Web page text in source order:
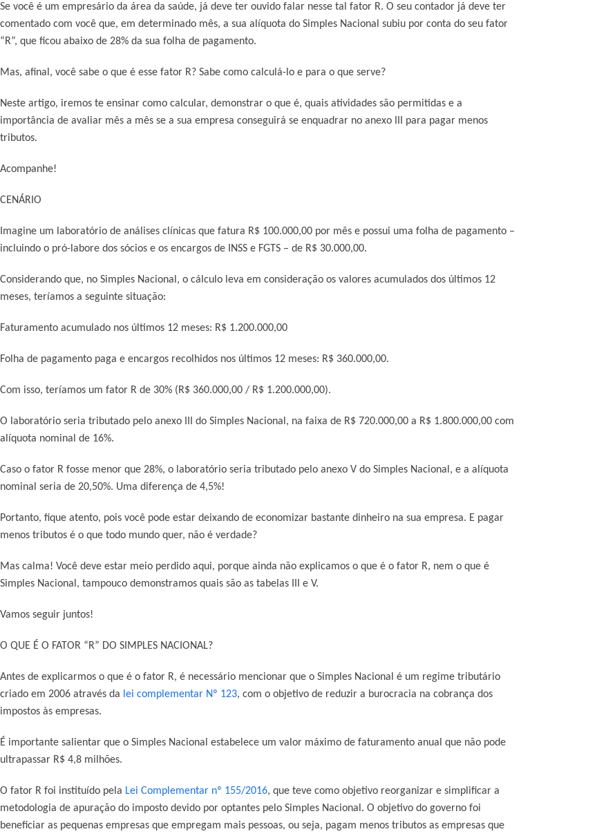
Se você é um empresário da área da saúde, já deve ter ouvido falar nesse tal fator R. O seu contador já deve ter
comentado com você que, em determinado mês, a sua alíquota do Simples Nacional subiu por conta do seu fator
“R”, que ficou abaixo de 28% da sua folha de pagamento.
Mas, afinal, você sabe o que é esse fator R? Sabe como calculá-lo e para o que serve?
Neste artigo, iremos te ensinar como calcular, demonstrar o que é, quais atividades são permitidas e a
importância de avaliar mês a mês se a sua empresa conseguirá se enquadrar no anexo III para pagar menos
tributos.
Acompanhe!
CENÁRIO
Imagine um laboratório de análises clínicas que fatura R$ 100.000,00 por mês e possui uma folha de pagamento –
incluindo o pró-labore dos sócios e os encargos de INSS e FGTS – de R$ 30.000,00.
Considerando que, no Simples Nacional, o cálculo leva em consideração os valores acumulados dos últimos 12
meses, teríamos a seguinte situação:
Faturamento acumulado nos últimos 12 meses: R$ 1.200.000,00
Folha de pagamento paga e encargos recolhidos nos últimos 12 meses: R$ 360.000,00.
Com isso, teríamos um fator R de 30% (R$ 360.000,00 / R$ 1.200.000,00).
O laboratório seria tributado pelo anexo III do Simples Nacional, na faixa de R$ 720.000,00 a R$ 1.800.000,00 com
alíquota nominal de 16%.
Caso o fator R fosse menor que 28%, o laboratório seria tributado pelo anexo V do Simples Nacional, e a alíquota
nominal seria de 20,50%. Uma diferença de 4,5%!
Portanto, fique atento, pois você pode estar deixando de economizar bastante dinheiro na sua empresa. E pagar
menos tributos é o que todo mundo quer, não é verdade?
Mas calma! Você deve estar meio perdido aqui, porque ainda não explicamos o que é o fator R, nem o que é
Simples Nacional, tampouco demonstramos quais são as tabelas III e V.
Vamos seguir juntos!
O QUE É O FATOR “R” DO SIMPLES NACIONAL?
Antes de explicarmos o que é o fator R, é necessário mencionar que o Simples Nacional é um regime tributário
criado em 2006 através da ei complementar Nº 123, com o objetivo de reduzir a burocracia na cobrança dos
impostos às empresas.
É importante salientar que o Simples Nacional estabelece um valor máximo de faturamento anual que não pode
ultrapassar R$ 4,8 milhões.
O fator R foi instituído pela Lei Complementar nº 155/2016, que teve como objetivo reorganizar e simplificar a
metodologia de apuração do imposto devido por optantes pelo Simples Nacional. O objetivo do governo foi
beneficiar as pequenas empresas que empregam mais pessoas, ou seja, pagam menos tributos as empresas que